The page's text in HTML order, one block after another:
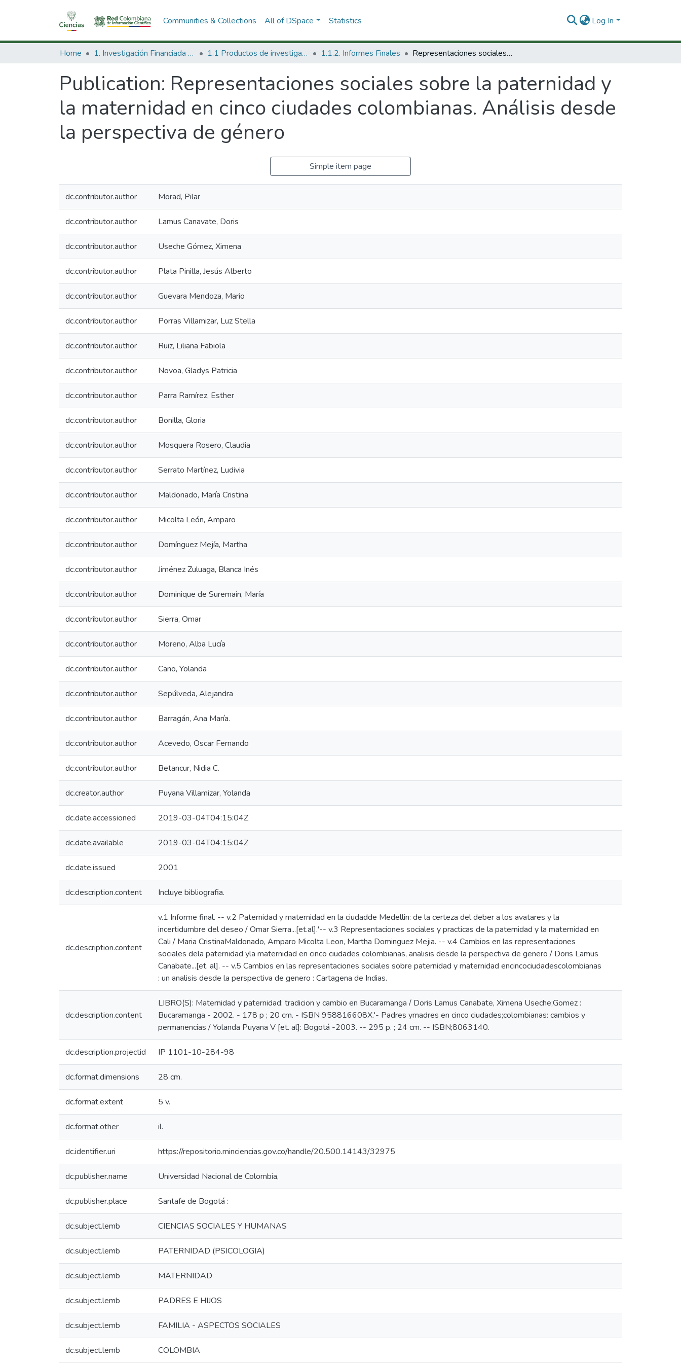
Communities & Collections All of DSpace Statistics Log In
Home 1. Investigación Financiada con Recursos Públicos 1.1 Productos de investigación 1.1.2. Informes Finales Representaciones sociales sobre la paternidad y la maternidad en cinco ciudades colombianas. Análisis desde la perspectiva de género
Publication: Representaciones sociales sobre la paternidad y
la maternidad en cinco ciudades colombianas. Análisis desde
la perspectiva de género
Simple item page
dc.contributor.author Morad, Pilar
dc.contributor.author Lamus Canavate, Doris
dc.contributor.author Useche Gómez, Ximena
dc.contributor.author Plata Pinilla, Jesús Alberto
dc.contributor.author Guevara Mendoza, Mario
dc.contributor.author Porras Villamizar, Luz Stella
dc.contributor.author Ruiz, Liliana Fabiola
dc.contributor.author Novoa, Gladys Patricia
dc.contributor.author Parra Ramírez, Esther
dc.contributor.author Bonilla, Gloria
dc.contributor.author Mosquera Rosero, Claudia
dc.contributor.author Serrato Martínez, Ludivia
dc.contributor.author Maldonado, María Cristina
dc.contributor.author Micolta León, Amparo
dc.contributor.author Domínguez Mejía, Martha
dc.contributor.author Jiménez Zuluaga, Blanca Inés
dc.contributor.author Dominique de Suremain, María
dc.contributor.author Sierra, Omar
dc.contributor.author Moreno, Alba Lucía
dc.contributor.author Cano, Yolanda
dc.contributor.author Sepúlveda, Alejandra
dc.contributor.author Barragán, Ana María.
dc.contributor.author Acevedo, Oscar Fernando
dc.contributor.author Betancur, Nidia C.
dc.creator.author Puyana Villamizar, Yolanda
dc.date.accessioned 2019-03-04T04:15:04Z
dc.date.available 2019-03-04T04:15:04Z
dc.date.issued 2001
dc.description.content Incluye bibliografia.
dc.description.content
v.1 Informe final. -- v.2 Paternidad y maternidad en la ciudadde Medellin: de la certeza del deber a los avatares y la
incertidumbre del deseo / Omar Sierra...[et.al].'-- v.3 Representaciones sociales y practicas de la paternidad y la maternidad en
Cali / Maria CristinaMaldonado, Amparo Micolta Leon, Martha Dominguez Mejia. -- v.4 Cambios en las representaciones
sociales dela paternidad yla maternidad en cinco ciudades colombianas, analisis desde la perspectiva de genero / Doris Lamus
Canabate...[et. al]. -- v.5 Cambios en las representaciones sociales sobre paternidad y maternidad encincociudadescolombianas
: un analisis desde la perspectiva de genero : Cartagena de Indias.
dc.description.content
LIBRO(S): Maternidad y paternidad: tradicion y cambio en Bucaramanga / Doris Lamus Canabate, Ximena Useche;Gomez :
Bucaramanga - 2002. - 178 p ; 20 cm. - ISBN 958816608X.'- Padres ymadres en cinco ciudades;colombianas: cambios y
permanencias / Yolanda Puyana V [et. al]: Bogotá -2003. -- 295 p. ; 24 cm. -- ISBN;8063140.
dc.description.projectid IP 1101-10-284-98
dc.format.dimensions 28 cm.
dc.format.extent 5 v.
dc.format.other il.
dc.identifier.uri https://repositorio.minciencias.gov.co/handle/20.500.14143/32975
dc.publisher.name Universidad Nacional de Colombia,
dc.publisher.place Santafe de Bogotá :
dc.subject.lemb CIENCIAS SOCIALES Y HUMANAS
dc.subject.lemb PATERNIDAD (PSICOLOGIA)
dc.subject.lemb MATERNIDAD
dc.subject.lemb PADRES E HIJOS
dc.subject.lemb FAMILIA - ASPECTOS SOCIALES
dc.subject.lemb COLOMBIA